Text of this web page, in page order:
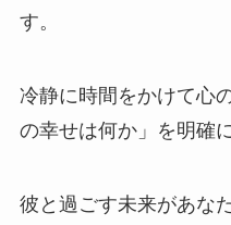
す。
冷静に時間をかけて心
の幸せは何か」を明確
彼と過ごす未来があな